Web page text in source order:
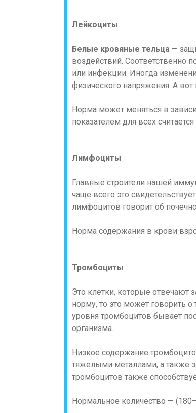
Лейкоциты
Белые кровяные тельца —
воздействий. Соответственно
или инфекции. Иногда
физического напряжения. А
Норма может меняться в
показателем для всех
Лимфоциты
Главные строители нашей
чаще всего это
лимфоцитов говорит об
Норма содержания в крови
Тромбоциты
Это клетки, которые отвечают
норму, то это может говорить
уровня тромбоцитов бывает
организма.
Низкое содержание
тяжелыми металлами, а также
тромбоцитов также
Нормальное количество —